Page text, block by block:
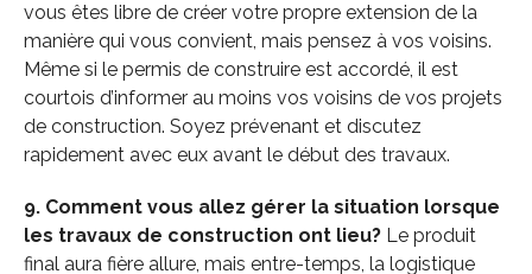
vous êtes libre de créer votre propre extension de la
manière qui vous convient, mais pensez à vos voisins.
Même si le permis de construire est accordé, il est
courtois d’informer au moins vos voisins de vos projets
de construction. Soyez prévenant et discutez
rapidement avec eux avant le début des travaux.
9. Comment vous allez gérer la situation lorsque
les travaux de construction ont lieu?Le produit
final aura fière allure, mais entre-temps, la logistique